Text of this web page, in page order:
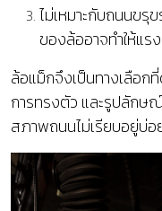
ไม่เหมาะกับถนนขรุ
ของล้ออาจทำให้แ
ล้อแม็กจึงเป็นทางเลือก
การทรงตัว และรูปลัก
สภาพถนนไม่เรียบอยู่บ่